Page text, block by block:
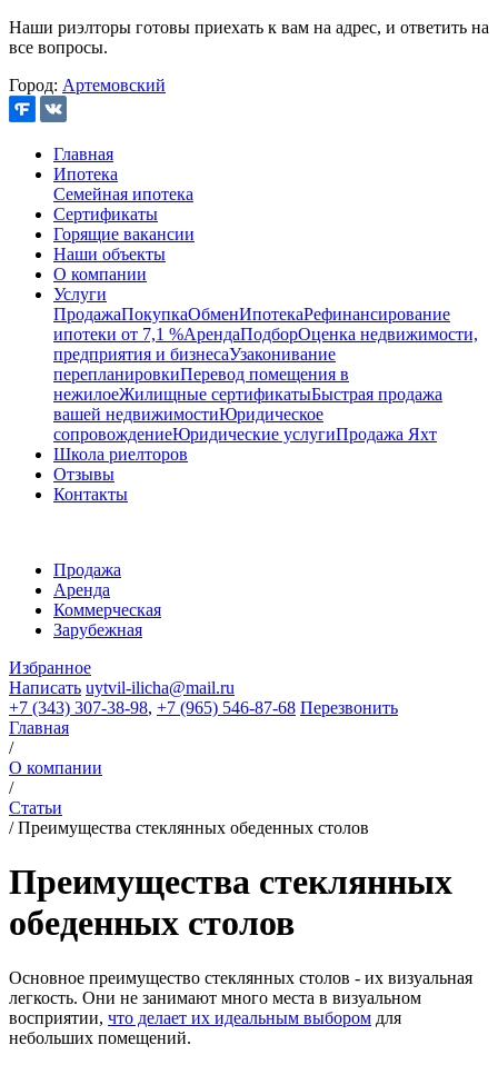
Наши риэлторы готовы приехать к вам на адрес, и ответить на
все вопросы.
Город: Артемовский
Главная
Ипотека
Семейная ипотека
Сертификаты
Горящие вакансии
Наши объекты
О компании
Услуги
ПродажаПокупкаОбменИпотекаРефинансирование
ипотеки от 7,1 %АрендаПодборОценка недвижимости,
предприятия и бизнесаУзаконивание
перепланировкиПеревод помещения в
нежилоеЖилищные сертификатыБыстрая продажа
вашей недвижимостиЮридическое
сопровождениеЮридические услугиПродажа Яхт
Школа риелторов
Отзывы
Контакты
Продажа
Аренда
Коммерческая
Зарубежная
Избранное
Написать uytvil-ilicha@mail.ru
+7 (343) 307-38-98, +7 (965) 546-87-68 Перезвонить
Главная
/
О компании
/
Статьи
/Преимущества стеклянных обеденных столов
Преимущества стеклянных
обеденных столов
Основное преимущество стеклянных столов - их визуальная
легкость. Они не занимают много места в визуальном
восприятии, что делает их идеальным выбором для
небольших помещений.